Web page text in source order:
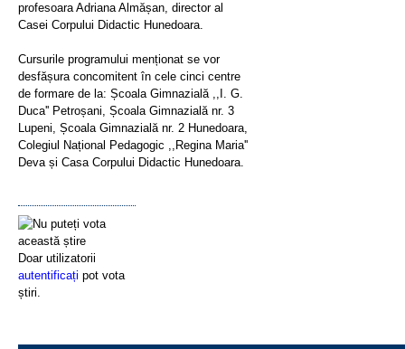
profesoara Adriana Almășan, director al
Casei Corpului Didactic Hunedoara.
Cursurile programului menționat se vor
desfășura concomitent în cele cinci centre
de formare de la: Școala Gimnazială ,,I. G.
Duca'' Petroșani, Școala Gimnazială nr. 3
Lupeni, Școala Gimnazială nr. 2 Hunedoara,
Colegiul Național Pedagogic ,,Regina Maria''
Deva și Casa Corpului Didactic Hunedoara.
Doar utilizatorii
autentificați pot vota
știri.